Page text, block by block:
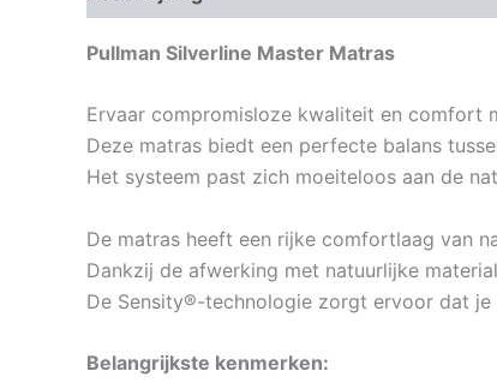
Pullman Silverline Master Matras
Ervaar compromisloze kwaliteit en comfort
Deze matras biedt een perfecte balans
Het systeem past zich moeiteloos aan de
De matras heeft een rijke comfortlaag van
Dankzij de afwerking met natuurlijke
De Sensity®-technologie zorgt ervoor dat
Belangrijkste kenmerken: